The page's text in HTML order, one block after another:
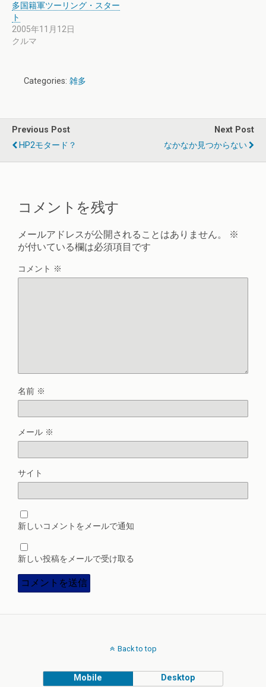
多国籍軍ツーリング・スター
ト
2005年11月12日
クルマ
Categories: 雑多
Previous Post
HP2モタード？
Next Post
なかなか見つからない
コメントを残す
メールアドレスが公開されることはありません。
※
が付いている欄は必須項目です
コメント ※
名前 ※
メール ※
サイト
新しいコメントをメールで通知
新しい投稿をメールで受け取る
Back to top
Mobile Desktop